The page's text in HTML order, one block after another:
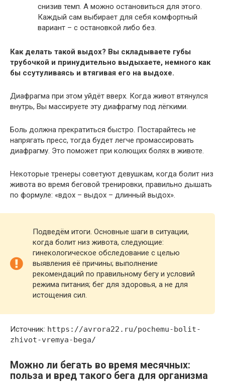
снизив темп. А можно остановиться для этого.
Каждый сам выбирает для себя комфортный
вариант – с остановкой либо без.
Как делать такой выдох? Вы складываете губы
трубочкой и принудительно выдыхаете, немного как
бы ссутуливаясь и втягивая его на выдохе.
Диафрагма при этом уйдёт вверх. Когда живот втянулся
внутрь, Вы массируете эту диафрагму под лёгкими.
Боль должна прекратиться быстро. Постарайтесь не
напрягать пресс, тогда будет легче промассировать
диафрагму. Это поможет при колющих болях в животе.
Некоторые тренеры советуют девушкам, когда болит низ
живота во время беговой тренировки, правильно дышать
по формуле: «вдох – выдох – длинный выдох».
Подведём итоги. Основные шаги в ситуации,
когда болит низ живота, следующие:
гинекологическое обследование с целью
выявления её причины; выполнение
рекомендаций по правильному бегу и условий
режима питания; бег для здоровья, а не для
истощения сил.
Источник: https://avrora22.ru/pochemu-bolit-
zhivot-vremya-bega/
Можно ли бегать во время месячных:
польза и вред такого бега для организма